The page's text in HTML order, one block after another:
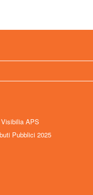
APS
Pubblici 2025